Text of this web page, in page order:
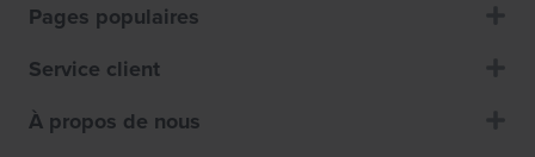
Pages populaires
Service client
À propos de nous